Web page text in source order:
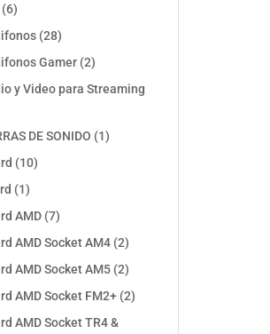
66
productos
2828
productos
Gamer 22
productos
y Video para Streaming
DE SONIDO 11
1010
11
producto
AMD 77
productos
AMD Socket AM4 22
productos
AMD Socket AM5 22
productos
AMD Socket FM2+ 22
AMD Socket TR4 &